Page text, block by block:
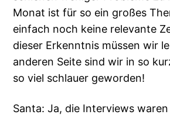
Monat ist für so ein großes
einfach noch keine relevante
dieser Erkenntnis müssen wir
anderen Seite sind wir in so
so viel schlauer geworden!
Santa: Ja, die Interviews